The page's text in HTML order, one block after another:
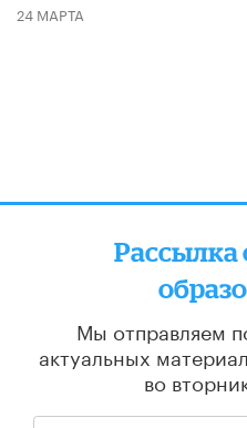
24 МАРТА
Рассылка
Мы отправляем
актуальных
во